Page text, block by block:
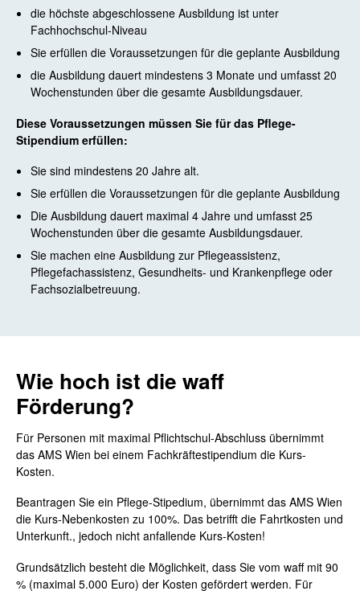
die höchste abgeschlossene Ausbildung ist unter
Fachhochschul-Niveau
Sie erfüllen die Voraussetzungen für die geplante Ausbildung
die Ausbildung dauert mindestens 3 Monate und umfasst 20
Wochenstunden über die gesamte Ausbildungsdauer.
Diese Voraussetzungen müssen Sie für das Pflege-
Stipendium erfüllen:
Sie sind mindestens 20 Jahre alt.
Sie erfüllen die Voraussetzungen für die geplante Ausbildung
Die Ausbildung dauert maximal 4 Jahre und umfasst 25
Wochenstunden über die gesamte Ausbildungsdauer.
Sie machen eine Ausbildung zur Pflegeassistenz,
Pflegefachassistenz, Gesundheits- und Krankenpflege oder
Fachsozialbetreuung.
Wie hoch ist die waff
Förderung?
Für Personen mit maximal Pflichtschul-Abschluss übernimmt
das AMS Wien bei einem Fachkräftestipendium die Kurs-
Kosten.
Beantragen Sie ein Pflege-Stipedium, übernimmt das AMS Wien
die Kurs-Nebenkosten zu 100%. Das betrifft die Fahrtkosten und
Unterkunft., jedoch nicht anfallende Kurs-Kosten!
Grundsätzlich besteht die Möglichkeit, dass Sie vom waff mit 90
% (maximal 5.000 Euro) der Kosten gefördert werden. Für